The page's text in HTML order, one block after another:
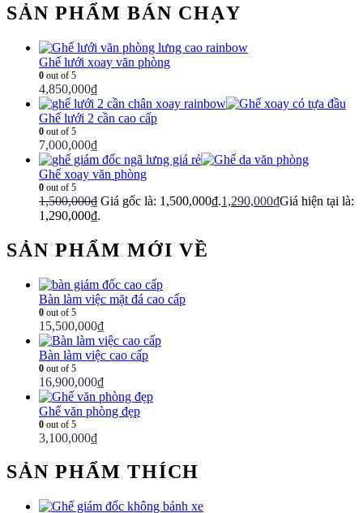
SẢN PHẨM BÁN CHẠY
Ghế lưới xoay văn phòng
0 out of 5
4,850,000₫
Ghế lưới 2 cần cao cấp
0 out of 5
7,000,000₫
Ghế xoay văn phòng
0 out of 5
1,500,000₫ Giá gốc là: 1,500,000₫.1,290,000₫Giá hiện tại là:
1,290,000₫.
SẢN PHẨM MỚI VỀ
Bàn làm việc mặt đá cao cấp
0 out of 5
15,500,000₫
Bàn làm việc cao cấp
0 out of 5
16,900,000₫
Ghế văn phòng đẹp
0 out of 5
3,100,000₫
SẢN PHẨM THÍCH